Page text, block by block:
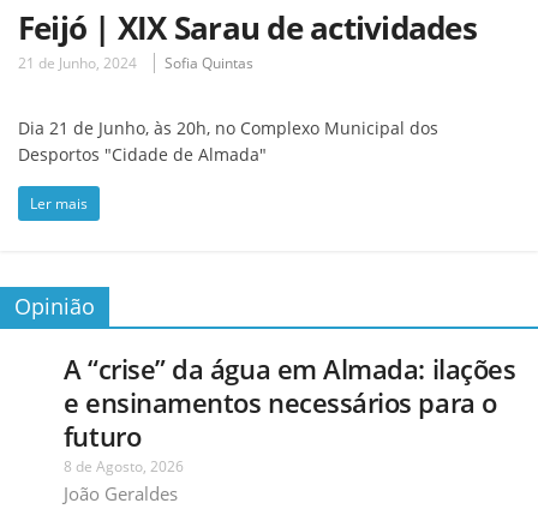
Feijó | XIX Sarau de actividades
21 de Junho, 2024 Sofia Quintas
Dia 21 de Junho, às 20h, no Complexo Municipal dos
Desportos "Cidade de Almada"
Ler mais
Opinião
A “crise” da água em Almada: ilações
e ensinamentos necessários para o
futuro
8 de Agosto, 2026
João Geraldes